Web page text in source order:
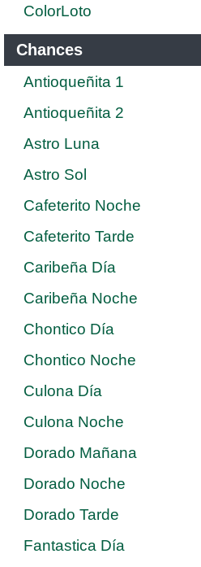
ColorLoto
Chances
Antioqueñita 1
Antioqueñita 2
Astro Luna
Astro Sol
Cafeterito Noche
Cafeterito Tarde
Caribeña Día
Caribeña Noche
Chontico Día
Chontico Noche
Culona Día
Culona Noche
Dorado Mañana
Dorado Noche
Dorado Tarde
Fantastica Día